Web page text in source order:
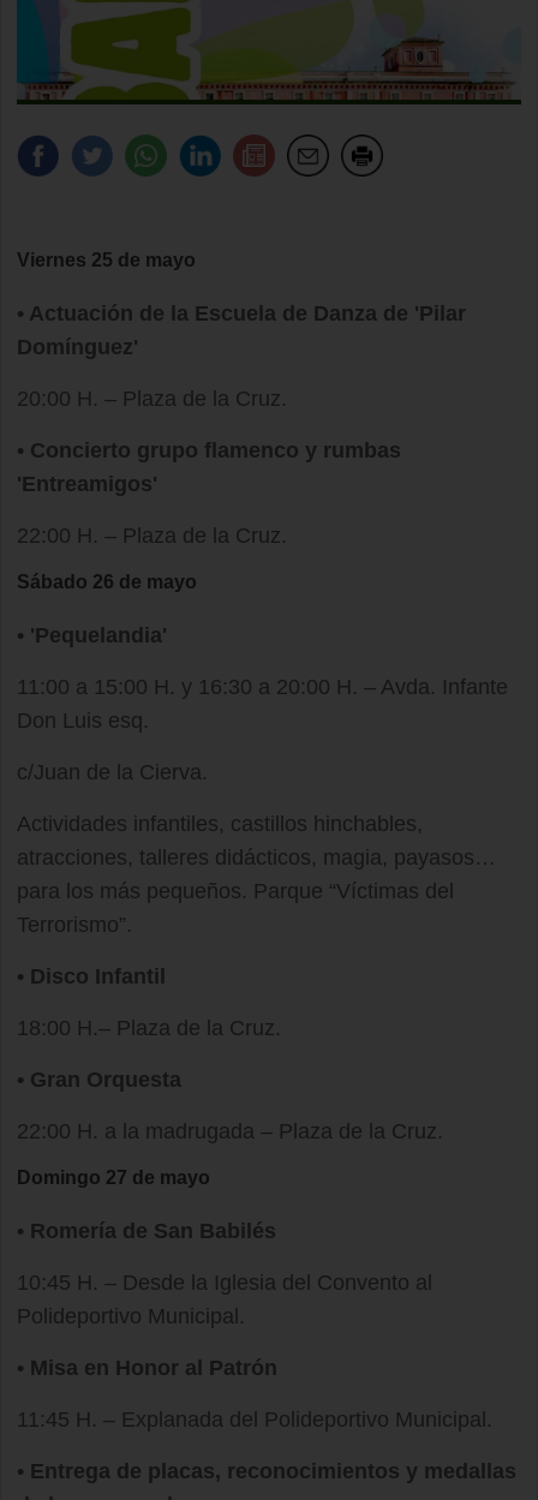
Viernes 25 de mayo
• Actuación de la Escuela de Danza de 'Pilar
Domínguez'
20:00 H. – Plaza de la Cruz.
• Concierto grupo flamenco y rumbas
'Entreamigos'
22:00 H. – Plaza de la Cruz.
Sábado 26 de mayo
• 'Pequelandia'
11:00 a 15:00 H. y 16:30 a 20:00 H. – Avda. Infante
Don Luis esq.
c/Juan de la Cierva.
Actividades infantiles, castillos hinchables,
atracciones, talleres didácticos, magia, payasos…
para los más pequeños. Parque “Víctimas del
Terrorismo”.
• Disco Infantil
18:00 H.– Plaza de la Cruz.
• Gran Orquesta
22:00 H. a la madrugada – Plaza de la Cruz.
Domingo 27 de mayo
• Romería de San Babilés
10:45 H. – Desde la Iglesia del Convento al
Polideportivo Municipal.
• Misa en Honor al Patrón
11:45 H. – Explanada del Polideportivo Municipal.
• Entrega de placas, reconocimientos y medallas